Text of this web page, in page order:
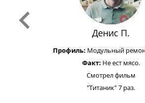
Денис П.
Профиль: Модульный
Факт: Не ест мясо.
Смотрел фильм
"Титаник" 7 раз.